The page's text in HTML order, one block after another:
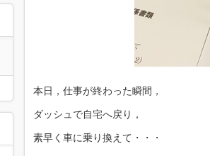
本日，仕事が終わった瞬間，
ダッシュで自宅へ戻り，
素早く車に乗り換えて・・・